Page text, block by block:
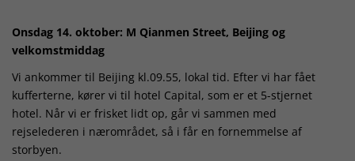
Onsdag 14. oktober: M Qianmen Street, Beijing og
velkomstmiddag
Vi ankommer til Beijing kl.09.55, lokal tid. Efter vi har fået
kufferterne, kører vi til hotel Capital, som er et 5-stjernet
hotel. Når vi er frisket lidt op, går vi sammen med
rejselederen i nærområdet, så i får en fornemmelse af
storbyen.